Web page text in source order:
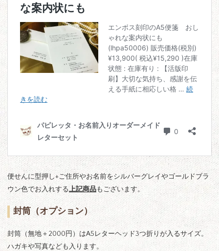
便せんに型押し+ご住所やお名前をシルバーグレイやゴールドブラ
ウン色でお入れする上記商品もございます。
封筒（オプション）
封筒（無地＋2000円）はA5レターヘッド3つ折りが入るサイズ。
ハガキや写真なども入ります。